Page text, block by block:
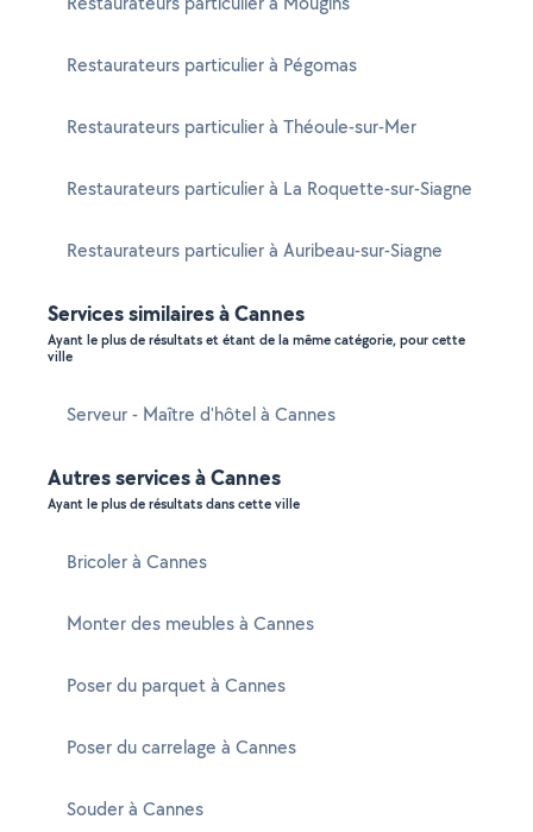
Restaurateurs particulier à Pégomas
Restaurateurs particulier à Théoule-sur-Mer
Restaurateurs particulier à La Roquette-sur-Siagne
Restaurateurs particulier à Auribeau-sur-Siagne
Services similaires à Cannes
Ayant le plus de résultats et étant de la même catégorie, pour cette
ville
Serveur - Maître d'hôtel à Cannes
Autres services à Cannes
Ayant le plus de résultats dans cette ville
Bricoler à Cannes
Monter des meubles à Cannes
Poser du parquet à Cannes
Poser du carrelage à Cannes
Souder à Cannes